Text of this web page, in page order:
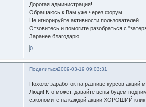
Дорогая администрация!
Обращаюсь к Вам уже через форум.
Не игнорируйте активности пользователей.
Отзовитесь и помогите разобраться с
Заранее благодарю.
0
Поделиться2009-03-19 09:03:31
Похоже заработок на разнице курсов акций
Люди! Кто может, давайте цены будем
сэкономите на каждой акции ХОРОШИЙ клик